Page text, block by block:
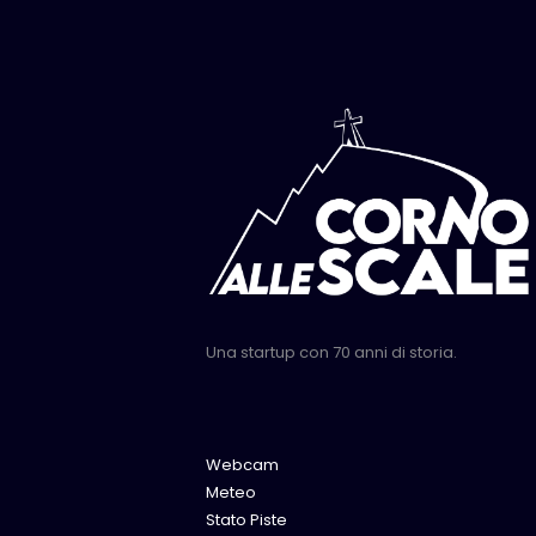
Una startup con 70 anni di storia.
Webcam
Meteo
Stato Piste